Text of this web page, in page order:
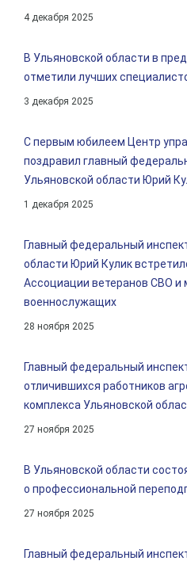
4 декабря 2025
В Ульяновской области в
отметили лучших
3 декабря 2025
С первым юбилеем Центр
поздравил главный
Ульяновской области Юрий
1 декабря 2025
Главный федеральный
области Юрий Кулик
Ассоциации ветеранов СВО и
военнослужащих
28 ноября 2025
Главный федеральный
отличившихся работников
комплекса Ульяновской
27 ноября 2025
В Ульяновской области
о профессиональной
27 ноября 2025
Главный федеральный